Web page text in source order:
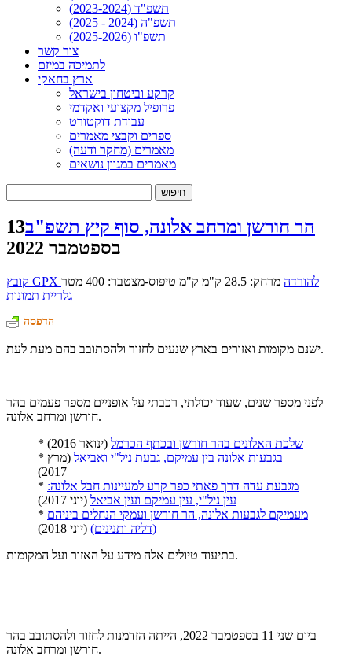
תשפ"ד (2023-2024)
תשפ"ה (2024 - 2025)
תשפ"ו (2025-2026)
צור קשר
לתמיכה במיזם
ארץ בחאקי
קרקע וביטחון בישראל
פרופיל מקצועי ואקדמי
עבודת דוקטורט
ספרים וקבצי מאמרים
מאמרים (מחקר ודעה)
מאמרים במגוון נושאים
הר חורשן ומרחב אלונה, סוף קיץ תשפ"ב13
בספטמבר 2022
קובץ GPX להורדה מרחק: 28.5 ק"מ ק"מ
טיפוס-מצטבר: 400 מטר
גלריית תמונות
הדפסה
ישנם מקומות ואזורים בארץ שנעים לחזור ולהסתובב בהם מעת לעת.
לפני מספר שנים, שעוד יכולתי, רכבתי על אופניים מספר פעמים בהר
חורשן ומרחב אלונה.
*
שלכת האלונים בהר חורשן ובכתף הכרמל (ינואר 2016)
*
בגבעות אלונה בין עמיקם, גבעת ניל"י ואביאל (מרץ
2017)
* מגבעת עדה דרך פאתי כפר קרע למעיינות חבל אלונה:
עין ניל"י, עין עמיקם ועין אביאל (יוני 2017)
* מעמיקם לגבעות אלונה, הר חורשן ועמקי הנחלים ביניהם
(דליה ותנינים) (יוני 2018)
בתיעוד טיולים אלה מידע על האזור ועל המקומות.
ביום שני 11 בספטמבר 2022, הייתה הזדמנות לחזור ולהסתובב בהר
חורשן ומרחב אלונה.